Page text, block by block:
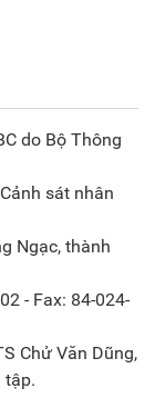
do Bộ Thông
sát nhân
Ngạc, thành
- Fax: 84-024-
Chử Văn Dũng,
tập.